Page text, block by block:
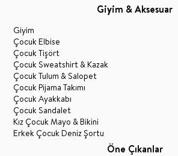
Giyim & Aksesuar
Giyim
Çocuk Elbise
Çocuk Tişört
Çocuk Sweatshirt & Kazak
Çocuk Tulum & Salopet
Çocuk Pijama Takımı
Çocuk Ayakkabı
Çocuk Sandalet
Kız Çocuk Mayo & Bikini
Erkek Çocuk Deniz Şortu
Öne Çıkanlar